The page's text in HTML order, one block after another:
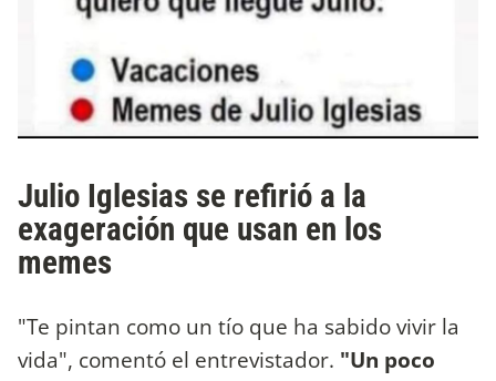
Julio Iglesias se refirió a la
exageración que usan en los
memes
"Te pintan como un tío que ha sabido vivir la
vida", comentó el entrevistador. "Un poco